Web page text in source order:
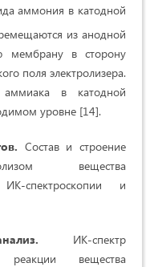
аммония в катодной
из анодной
мембрану в сторону
поля электролизера.
аммиака в катодной
уровне [14].
Состав и строение
вещества
спектроскопии и
ИК-спектр
реакции вещества